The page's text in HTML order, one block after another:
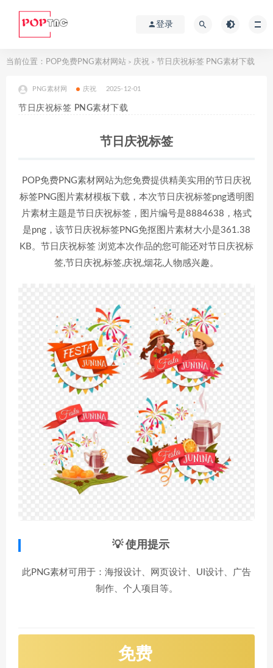
登录
当前位置： POP免费PNG素材网站 > 庆祝 > 节日庆祝标签 PNG素材下载
PNG素材网 庆祝 2025-12-01
节日庆祝标签 PNG素材下载
节日庆祝标签
POP免费PNG素材网站为您免费提供精美实用的节日庆祝
标签PNG图片素材模板下载，本次节日庆祝标签png透明图
片素材主题是节日庆祝标签，图片编号是8884638，格式
是png，该节日庆祝标签PNG免抠图片素材大小是361.38
KB。节日庆祝标签 浏览本次作品的您可能还对节日庆祝标
签,节日庆祝,标签,庆祝,烟花,人物感兴趣。
💡 使用提示
此PNG素材可用于：海报设计、网页设计、UI设计、广告
制作、个人项目等。
免费